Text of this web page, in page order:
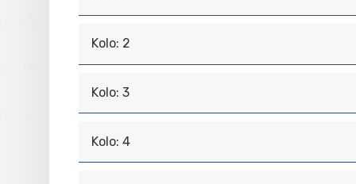
Kolo: 2
Kolo: 3
Kolo: 4